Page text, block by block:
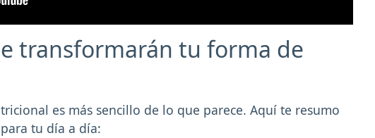
transformarán tu forma de
es más sencillo de lo que parece. Aquí te resumo
tu día a día: